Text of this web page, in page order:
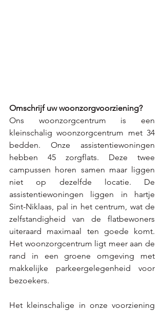
Omschrijf uw woonzorgvoorziening?
Ons woonzorgcentrum is een
kleinschalig woonzorgcentrum met 34
bedden. Onze assistentiewoningen
hebben 45 zorgflats. Deze twee
campussen horen samen maar liggen
niet op dezelfde locatie. De
assistentiewoningen liggen in hartje
Sint-Niklaas, pal in het centrum, wat de
zelfstandigheid van de flatbewoners
uiteraard maximaal ten goede komt.
Het woonzorgcentrum ligt meer aan de
rand in een groene omgeving met
makkelijke parkeergelegenheid voor
bezoekers.
Het kleinschalige in onze voorziening